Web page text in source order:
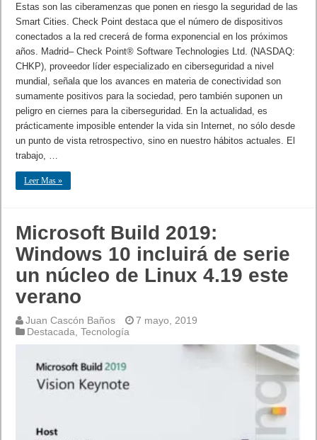
Estas son las ciberamenzas que ponen en riesgo la seguridad de las
Smart Cities. Check Point destaca que el número de dispositivos
conectados a la red crecerá de forma exponencial en los próximos
años. Madrid– Check Point® Software Technologies Ltd. (NASDAQ:
CHKP), proveedor líder especializado en ciberseguridad a nivel
mundial, señala que los avances en materia de conectividad son
sumamente positivos para la sociedad, pero también suponen un
peligro en ciernes para la ciberseguridad. En la actualidad, es
prácticamente imposible entender la vida sin Internet, no sólo desde
un punto de vista retrospectivo, sino en nuestro hábitos actuales. El
trabajo, …
Leer Mas »
Microsoft Build 2019:
Windows 10 incluirá de serie
un núcleo de Linux 4.19 este
verano
Juan Cascón Baños
7 mayo, 2019
Destacada ,Tecnología